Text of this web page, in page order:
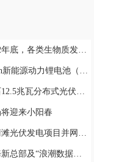
物质发电装机容量总计约2191MW
力锂电池（一期）项目投产
分布式光伏项目并网发电
迎来小阳春
伏发电项目并网发电
潮数据库产业联合实验室”落成